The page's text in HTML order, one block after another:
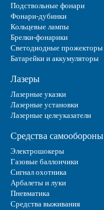
Подствольные фонари
Фонари-дубинки
Кольцевые лампы
Брелки-фонарики
Светодиодные прожекторы
Батарейки и аккумуляторы
Лазеры
Лазерные указки
Лазерные установки
Лазерные целеуказатели
Средства самообороны
Электрошокеры
Газовые баллончики
Сигнал охотника
Арбалеты и луки
Пневматика
Средства выживания